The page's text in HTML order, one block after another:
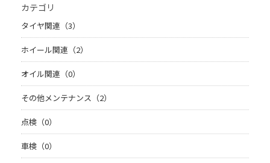
カテゴリ
タイヤ関連（3）
ホイール関連（2）
オイル関連（0）
その他メンテナンス（2）
点検（0）
車検（0）